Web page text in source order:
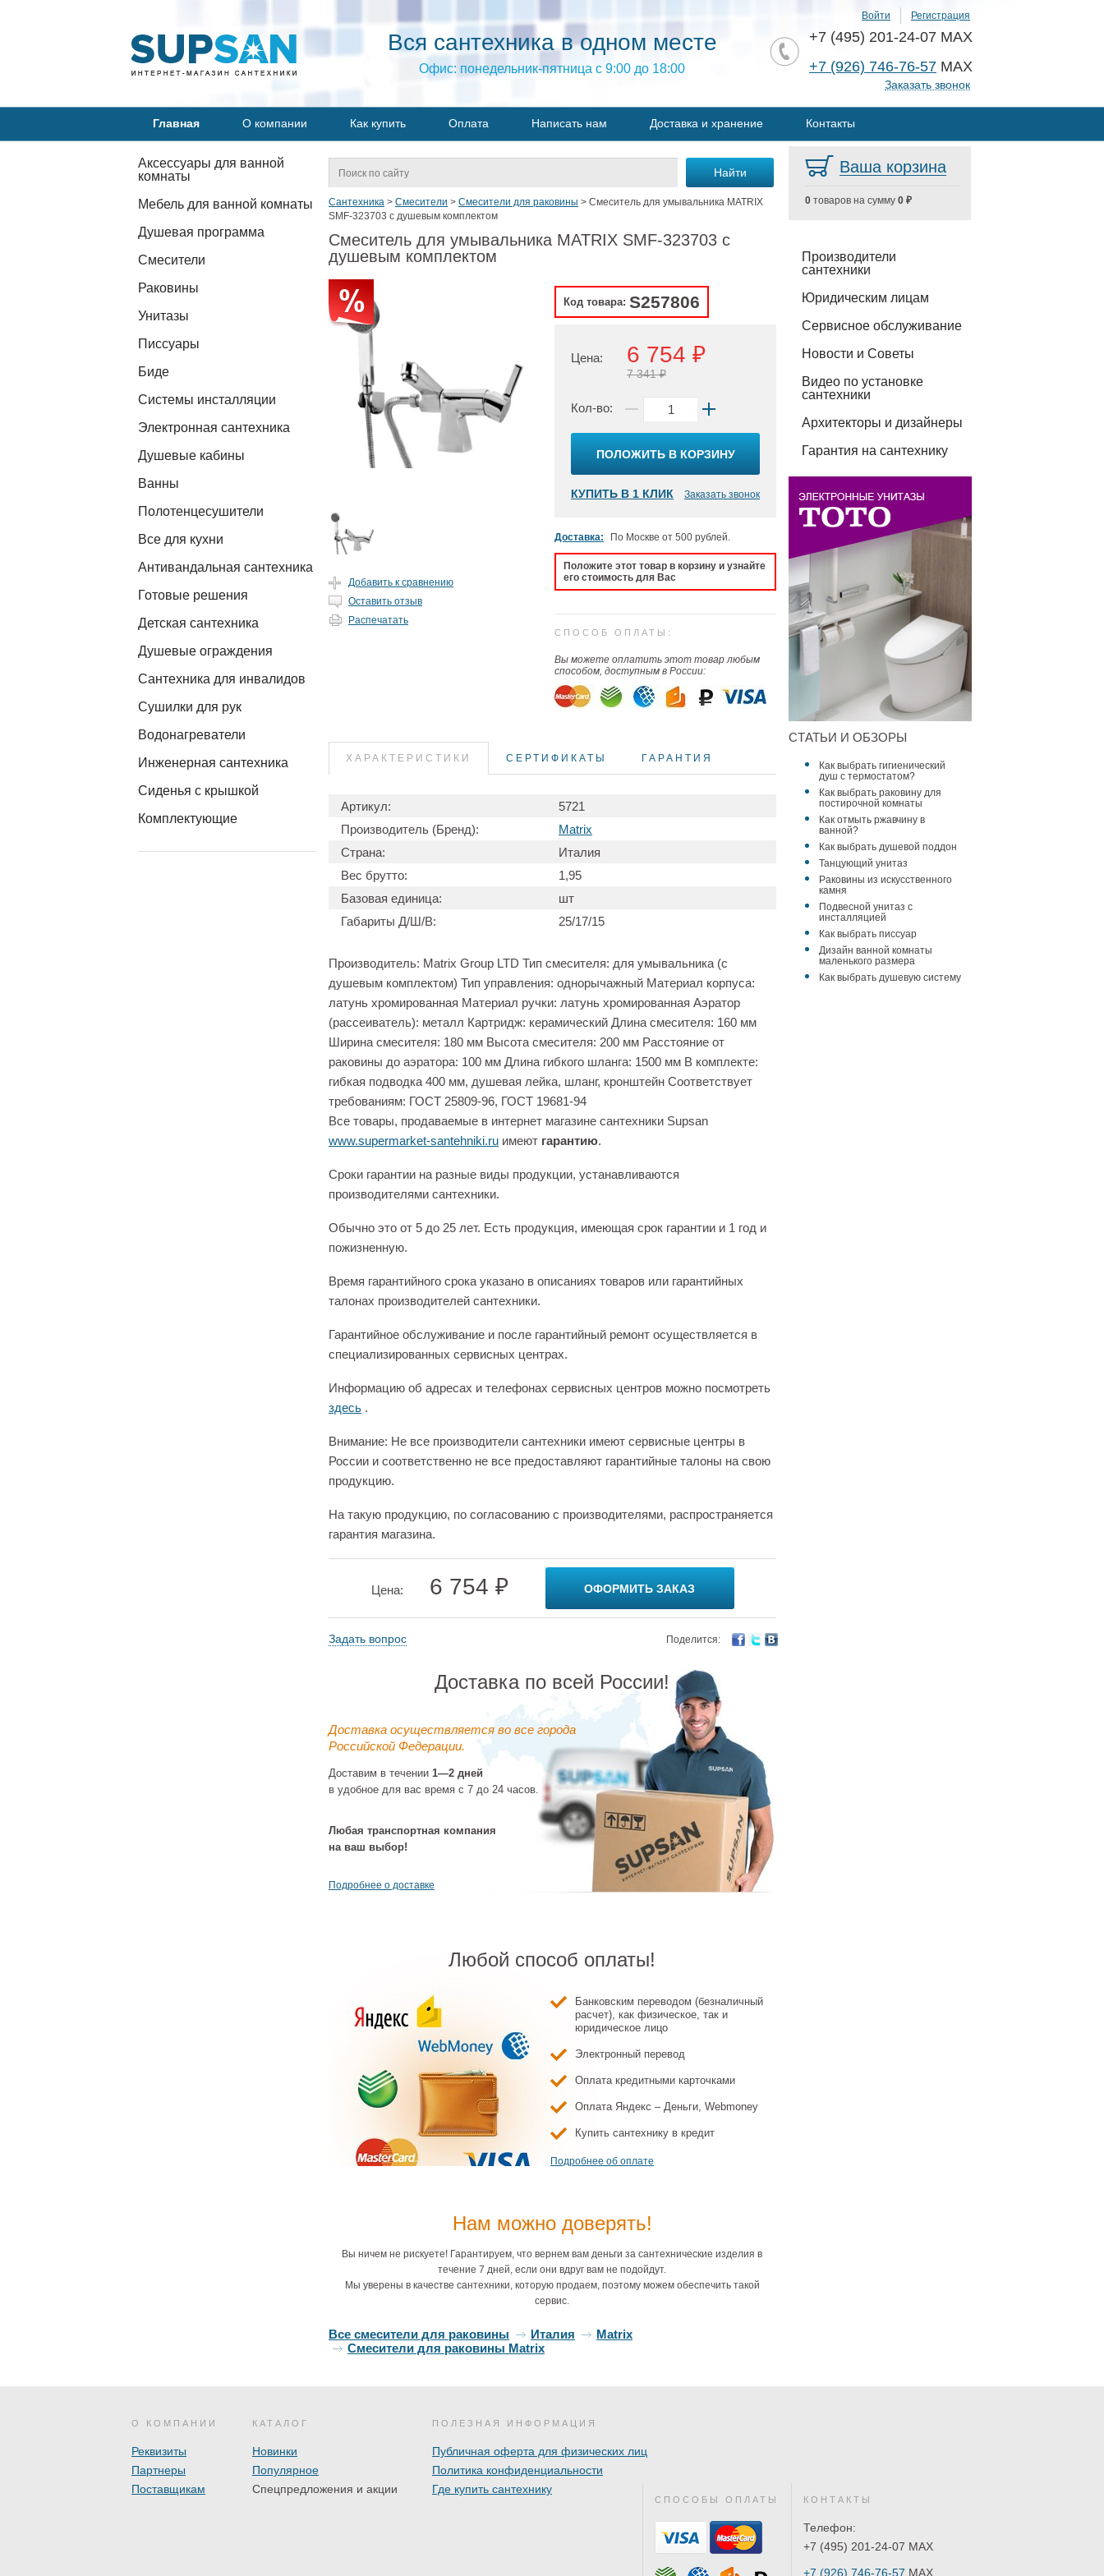
Вся сантехника в одном месте
Офис: понедельник-пятница с 9:00 до 18:00
Войти Регистрация
+7 (495) 201-24-07 MAX
+7 (926) 746-76-57 MAX
Заказать звонок
Главная О компании Как купить Оплата Написать нам Доставка и хранение Контакты
Аксессуары для ванной
комнаты
Мебель для ванной комнаты
Душевая программа
Смесители
Раковины
Унитазы
Писсуары
Биде
Системы инсталляции
Электронная сантехника
Душевые кабины
Ванны
Полотенцесушители
Все для кухни
Антивандальная сантехника
Готовые решения
Детская сантехника
Душевые ограждения
Сантехника для инвалидов
Сушилки для рук
Водонагреватели
Инженерная сантехника
Сиденья с крышкой
Комплектующие
Сантехника > Смесители > Смесители для раковины > Смеситель для умывальника MATRIX
SMF-323703 с душевым комплектом
Смеситель для умывальника MATRIX SMF-323703 с
душевым комплектом
Добавить к сравнению
Оставить отзыв
Распечатать
Код товара: S257806
Цена: 6 754 ₽
7 341 ₽
Кол-во:
ПОЛОЖИТЬ В КОРЗИНУ
КУПИТЬ В 1 КЛИК Заказать звонок
Доставка: По Москве от 500 рублей.
Положите этот товар в корзину и узнайте
его стоимость для Вас
СПОСОБ ОПЛАТЫ:
Вы можете оплатить этот товар любым
способом, доступным в России:
ХАРАКТЕРИСТИКИ СЕРТИФИКАТЫ ГАРАНТИЯ
Артикул:
5721
Производитель (Бренд):
Matrix
Страна:
Италия
Вес брутто:
1,95
Базовая единица:
шт
Габариты Д/Ш/В:
25/17/15
Производитель: Matrix Group LTD Тип смесителя: для умывальника (с
душевым комплектом) Тип управления: однорычажный Материал корпуса:
латунь хромированная Материал ручки: латунь хромированная Аэратор
(рассеиватель): металл Картридж: керамический Длина смесителя: 160 мм
Ширина смесителя: 180 мм Высота смесителя: 200 мм Расстояние от
раковины до аэратора: 100 мм Длина гибкого шланга: 1500 мм В комплекте:
гибкая подводка 400 мм, душевая лейка, шланг, кронштейн Соответствует
требованиям: ГОСТ 25809-96, ГОСТ 19681-94
Все товары, продаваемые в интернет магазине сантехники Supsan
www.supermarket-santehniki.ru имеют гарантию.
Сроки гарантии на разные виды продукции, устанавливаются
производителями сантехники.
Обычно это от 5 до 25 лет. Есть продукция, имеющая срок гарантии и 1 год и
пожизненную.
Время гарантийного срока указано в описаниях товаров или гарантийных
талонах производителей сантехники.
Гарантийное обслуживание и после гарантийный ремонт осуществляется в
специализированных сервисных центрах.
Информацию об адресах и телефонах сервисных центров можно посмотреть
здесь .
Внимание: Не все производители сантехники имеют сервисные центры в
России и соответственно не все предоставляют гарантийные талоны на свою
продукцию.
На такую продукцию, по согласованию с производителями, распространяется
гарантия магазина.
Цена: 6 754 ₽ ОФОРМИТЬ ЗАКАЗ
Задать вопрос Поделится:
Доставка по всей России!
Доставка осуществляется во все города
Российской Федерации.
Доставим в течении 1—2 дней
в удобное для вас время с 7 до 24 часов.
Любая транспортная компания
на ваш выбор!
Подробнее о доставке
Любой способ оплаты!
Банковским переводом (безналичный
расчет), как физическое, так и
юридическое лицо
Электронный перевод
Оплата кредитными карточками
Оплата Яндекс – Деньги, Webmoney
Купить сантехнику в кредит
Подробнее об оплате
Нам можно доверять!
Вы ничем не рискуете! Гарантируем, что вернем вам деньги за сантехнические изделия в
течение 7 дней, если они вдруг вам не подойдут.
Мы уверены в качестве сантехники, которую продаем, поэтому можем обеспечить такой
сервис.
Все смесители для раковины Италия
Matrix
Смесители для раковины Matrix
Ваша корзина
0 товаров на сумму 0 ₽
Производители
сантехники
Юридическим лицам
Сервисное обслуживание
Новости и Советы
Видео по установке
сантехники
Архитекторы и дизайнеры
Гарантия на сантехнику
СТАТЬИ И ОБЗОРЫ
Как выбрать гигиенический
душ с термостатом?
Как выбрать раковину для
постирочной комнаты
Как отмыть ржавчину в
ванной?
Как выбрать душевой поддон
Танцующий унитаз
Раковины из искусственного
камня
Подвесной унитаз с
инсталляцией
Как выбрать писсуар
Дизайн ванной комнаты
маленького размера
Как выбрать душевую систему
О КОМПАНИИ
Реквизиты
Партнеры
Поставщикам
КАТАЛОГ
Новинки
Популярное
Спецпредложения и акции
ПОЛЕЗНАЯ ИНФОРМАЦИЯ
Публичная оферта для физических лиц
Политика конфиденциальности
Где купить сантехнику
СПОСОБЫ ОПЛАТЫ КОНТАКТЫ
Телефон:
+7 (495) 201-24-07 MAX
+7 (926) 746-76-57 MAX